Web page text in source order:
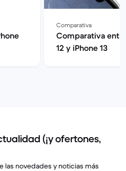
Comparativa
Comparativa
12 y iPhone 13
(¡y ofertones,
las novedades y noticias más